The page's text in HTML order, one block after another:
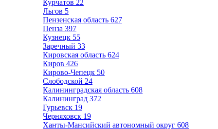
Курчатов 22
Льгов 5
Пензенская область 627
Пенза 397
Кузнецк 55
Заречный 33
Кировская область 624
Киров 426
Кирово-Чепецк 50
Слободской 24
Калининградская область 608
Калининград 372
Гурьевск 19
Черняховск 19
Ханты-Мансийский автономный округ 608